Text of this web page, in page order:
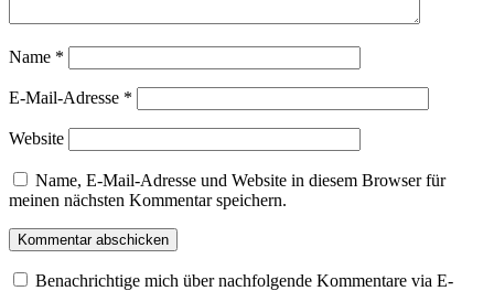
Name *
E-Mail-Adresse *
Website
Name, E-Mail-Adresse und Website in diesem Browser für
meinen nächsten Kommentar speichern.
Benachrichtige mich über nachfolgende Kommentare via E-